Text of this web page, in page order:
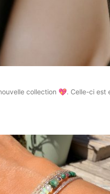
collection 💖. Celle-ci